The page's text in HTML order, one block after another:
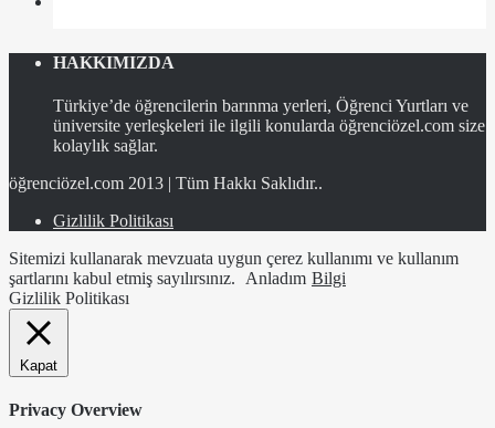
HAKKIMIZDA
Türkiye’de öğrencilerin barınma yerleri, Öğrenci Yurtları ve
üniversite yerleşkeleri ile ilgili konularda öğrenciözel.com size
kolaylık sağlar.
öğrenciözel.com 2013 | Tüm Hakkı Saklıdır..
Gizlilik Politikası
Sitemizi kullanarak mevzuata uygun çerez kullanımı ve kullanım
şartlarını kabul etmiş sayılırsınız.
Anladım Bilgi
Gizlilik Politikası
Kapat
Privacy Overview